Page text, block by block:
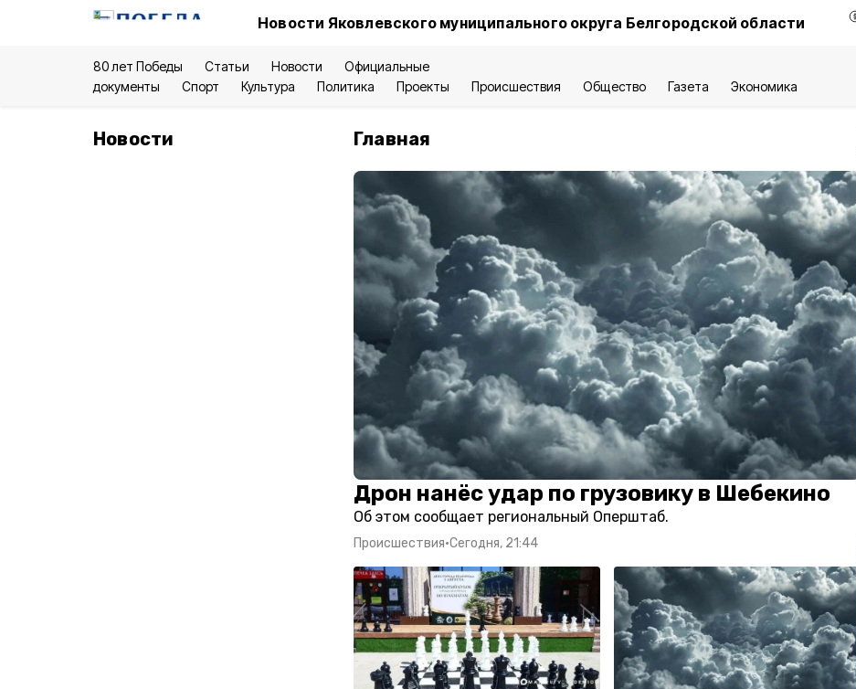
Новости Яковлевского муниципального округа Белгородской области
80 лет Победы Статьи Новости
Официальные
документы
Спорт Культура Политика Проекты Происшествия Общество Газета Экономика
Новости Главная
Дрон нанёс удар по грузовику в Шебекино
Об этом сообщает региональный Оперштаб.
Происшествия•Сегодня, 21:44